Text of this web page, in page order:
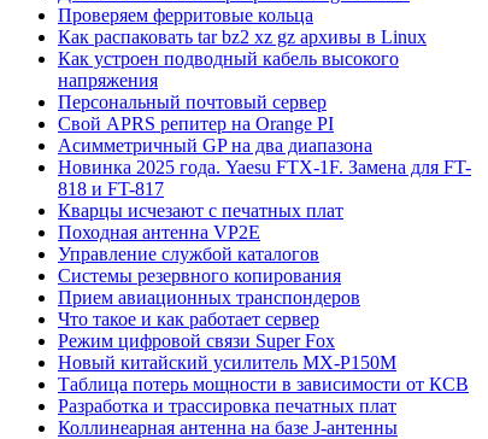
Проверяем ферритовые кольца
Как распаковать tar bz2 xz gz архивы в Linux
Как устроен подводный кабель высокого
напряжения
Персональный почтовый сервер
Свой APRS репитер на Orange PI
Асимметричный GP на два диапазона
Новинка 2025 года. Yaesu FTX-1F. Замена для FT-
818 и FT-817
Кварцы исчезают с печатных плат
Походная антенна VP2E
Управление службой каталогов
Системы резервного копирования
Прием авиационных транспондеров
Что такое и как работает сервер
Режим цифровой связи Super Fox
Новый китайский усилитель MX-P150M
Таблица потерь мощности в зависимости от КСВ
Разработка и трассировка печатных плат
Коллинеарная антенна на базе J-антенны